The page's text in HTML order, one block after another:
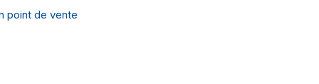
point de vente